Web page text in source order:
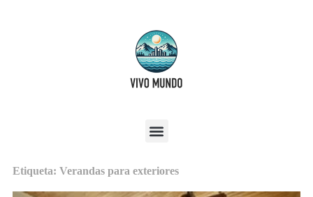
Etiqueta: Verandas para exteriores